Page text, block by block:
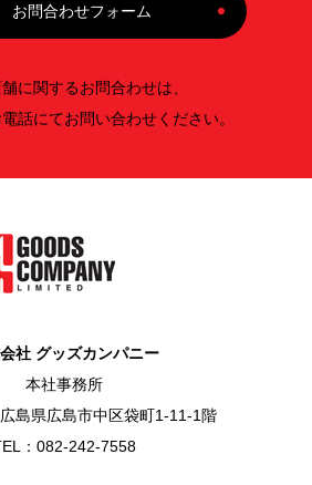
お問合わせフォーム
に関するお問合わせは、
話にてお問い合わせください。
社 グッズカンパニー
本社事務所
島県広島市中区袋町1-11-1階
：082-242-7558